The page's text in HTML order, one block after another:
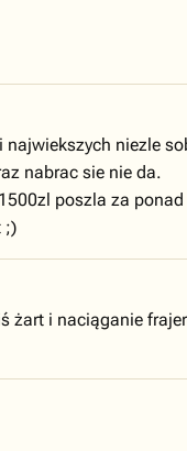
niezle
nabrac sie nie da.
poszla za
;)
i naciąganie